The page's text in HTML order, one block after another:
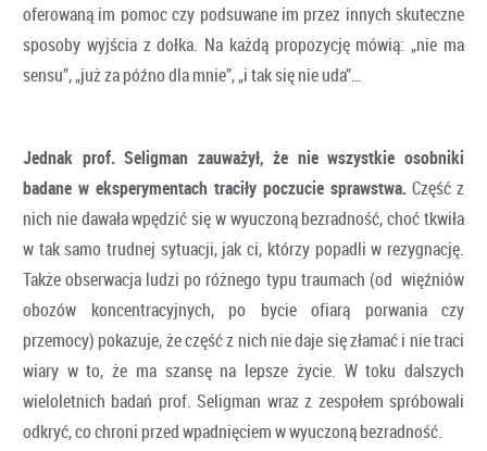
oferowaną im pomoc czy podsuwane im przez innych skuteczne
sposoby wyjścia z dołka. Na każdą propozycję mówią: „nie ma
sensu”, „już za późno dla mnie”, „i tak się nie uda”…
Jednak prof. Seligman zauważył, że nie wszystkie osobniki
badane w eksperymentach traciły poczucie sprawstwa. Część z
nich nie dawała wpędzić się w wyuczoną bezradność, choć tkwiła
w tak samo trudnej sytuacji, jak ci, którzy popadli w rezygnację.
Także obserwacja ludzi po różnego typu traumach (od więźniów
obozów koncentracyjnych, po bycie ofiarą porwania czy
przemocy) pokazuje, że część z nich nie daje się złamać i nie traci
wiary w to, że ma szansę na lepsze życie. W toku dalszych
wieloletnich badań prof. Seligman wraz z zespołem spróbowali
odkryć, co chroni przed wpadnięciem w wyuczoną bezradność.